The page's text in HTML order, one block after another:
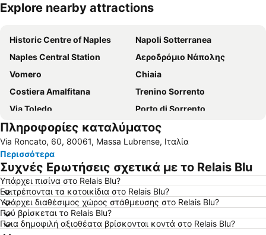
Ανάπτυξη χάρτη
Explore nearby attractions
Historic Centre of Naples
Napoli Sotterranea
Naples Central Station
Αεροδρόμιο Νάπολης
Vomero
Chiaia
Costiera Amalfitana
Trenino Sorrento
Via Toledo
Porto di Sorrento
Porto di Amalfi
Piazza del Plebiscito
Via Chiaia
Λιμάνι της Νάπολη
Spaccanapoli
Galleria Umberto I
Posillipo
Piazza Bellini
San Carlo Opera House
Εθνικό Αρχαιολογικό Μουσείο
San Paolo Stadium
Οι Ανασκαφές της Πομπηίας Quartieri Spagnoli
Πληροφορίες καταλύματος
Via Roncato, 60, 80061, Massa Lubrense, Ιταλία
Περισσότερα
Συχνές Ερωτήσεις σχετικά με το Relais Blu
Υπάρχει πισίνα στο Relais Blu?
Επιτρέπονται τα κατοικίδια στο Relais Blu?
Υπάρχει διαθέσιμος χώρος στάθμευσης στο Relais Blu?
Πού βρίσκεται το Relais Blu?
Ποια δημοφιλή αξιοθέατα βρίσκονται κοντά στο Relais Blu?